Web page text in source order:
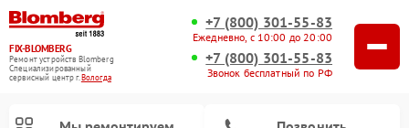
FIX-BLOMBERG
Ремонт устройств Blomberg
Специализированный
cервисный центр г.Вологда
+7 (800) 301-55-83
Ежедневно, с 10:00 до 20:00
+7 (800) 301-55-83
Звонок бесплатный по РФ